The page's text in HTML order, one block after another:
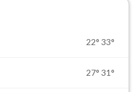
22° 33°
27° 31°